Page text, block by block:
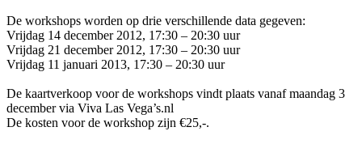
De workshops worden op drie verschillende data gegeven:
Vrijdag 14 december 2012, 17:30 – 20:30 uur
Vrijdag 21 december 2012, 17:30 – 20:30 uur
Vrijdag 11 januari 2013, 17:30 – 20:30 uur
De kaartverkoop voor de workshops vindt plaats vanaf maandag 3
december via Viva Las Vega’s.nl
De kosten voor de workshop zijn €25,-.